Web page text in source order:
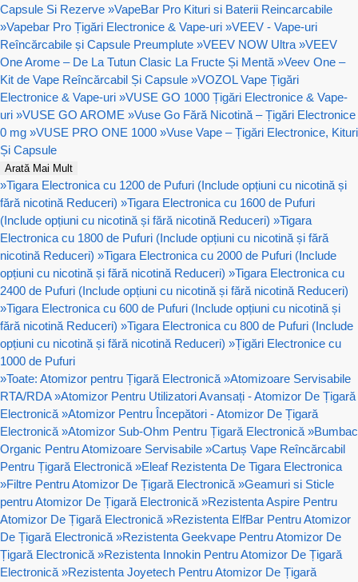
Capsule Si Rezerve »VapeBar Pro Kituri si Baterii Reincarcabile
»Vapebar Pro Țigări Electronice & Vape-uri »VEEV - Vape-uri
Reîncărcabile și Capsule Preumplute »VEEV NOW Ultra »VEEV
One Arome – De La Tutun Clasic La Fructe Și Mentă »Veev One –
Kit de Vape Reîncărcabil Și Capsule »VOZOL Vape Țigări
Electronice & Vape-uri »VUSE GO 1000 Țigări Electronice & Vape-
uri »VUSE GO AROME »Vuse Go Fără Nicotină – Țigări Electronice
0 mg »VUSE PRO ONE 1000 »Vuse Vape – Țigări Electronice, Kituri
Și Capsule
Arată Mai Mult
»Tigara Electronica cu 1200 de Pufuri (Include opțiuni cu nicotină și
fără nicotină Reduceri) »Tigara Electronica cu 1600 de Pufuri
(Include opțiuni cu nicotină și fără nicotină Reduceri) »Tigara
Electronica cu 1800 de Pufuri (Include opțiuni cu nicotină și fără
nicotină Reduceri) »Tigara Electronica cu 2000 de Pufuri (Include
opțiuni cu nicotină și fără nicotină Reduceri) »Tigara Electronica cu
2400 de Pufuri (Include opțiuni cu nicotină și fără nicotină Reduceri)
»Tigara Electronica cu 600 de Pufuri (Include opțiuni cu nicotină și
fără nicotină Reduceri) »Tigara Electronica cu 800 de Pufuri (Include
opțiuni cu nicotină și fără nicotină Reduceri) »Țigări Electronice cu
1000 de Pufuri
»Toate: Atomizor pentru Țigară Electronică »Atomizoare Servisabile
RTA/RDA »Atomizor Pentru Utilizatori Avansați - Atomizor De Țigară
Electronică »Atomizor Pentru Începători - Atomizor De Țigară
Electronică »Atomizor Sub-Ohm Pentru Țigară Electronică »Bumbac
Organic Pentru Atomizoare Servisabile »Cartuș Vape Reîncărcabil
Pentru Țigară Electronică »Eleaf Rezistenta De Tigara Electronica
»Filtre Pentru Atomizor De Țigară Electronică »Geamuri si Sticle
pentru Atomizor De Țigară Electronică »Rezistenta Aspire Pentru
Atomizor De Țigară Electronică »Rezistenta ElfBar Pentru Atomizor
De Țigară Electronică »Rezistenta Geekvape Pentru Atomizor De
Țigară Electronică »Rezistenta Innokin Pentru Atomizor De Țigară
Electronică »Rezistenta Joyetech Pentru Atomizor De Țigară